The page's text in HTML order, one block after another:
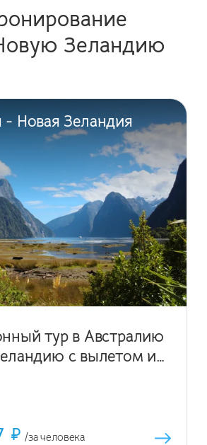
Зеландию
- Новая Зеландия
тур в Австралию
с вылетом из
₽ /за человека